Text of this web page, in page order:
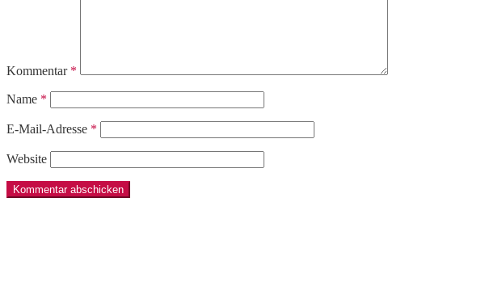
Kommentar *
Name *
E-Mail-Adresse *
Website